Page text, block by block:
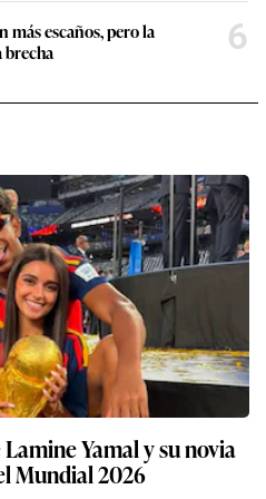
escaños, pero la
brecha
6
Yamal y su novia
Mundial 2026